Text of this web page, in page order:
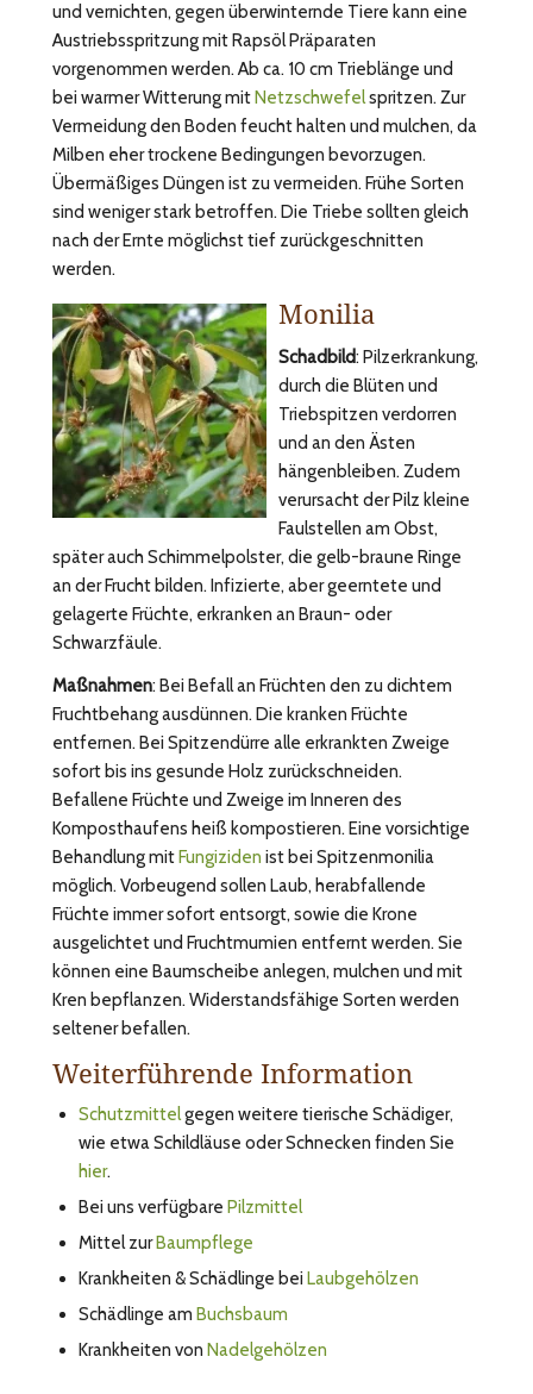
und vernichten, gegen überwinternde Tiere kann eine
Austriebsspritzung mit Rapsöl Präparaten
vorgenommen werden. Ab ca. 10 cm Trieblänge und
bei warmer Witterung mitNetzschwefelspritzen. Zur
Vermeidung den Boden feucht halten und mulchen, da
Milben eher trockene Bedingungen bevorzugen.
Übermäßiges Düngen ist zu vermeiden. Frühe Sorten
sind weniger stark betroffen. Die Triebe sollten gleich
nach der Ernte möglichst tief zurückgeschnitten
werden.
Monilia
Schadbild: Pilzerkrankung,
durch die Blüten und
Triebspitzen verdorren
und an den Ästen
hängenbleiben. Zudem
verursacht der Pilz kleine
Faulstellen am Obst,
später auch Schimmelpolster, die gelb-braune Ringe
an der Frucht bilden. Infizierte, aber geerntete und
gelagerte Früchte, erkranken an Braun- oder
Schwarzfäule.
Maßnahmen: Bei Befall an Früchten den zu dichtem
Fruchtbehang ausdünnen. Die kranken Früchte
entfernen. Bei Spitzendürre alle erkrankten Zweige
sofort bis ins gesunde Holz zurückschneiden.
Befallene Früchte und Zweige im Inneren des
Komposthaufens heiß kompostieren. Eine vorsichtige
Behandlung mitFungiziden ist bei Spitzenmonilia
möglich. Vorbeugend sollen Laub, herabfallende
Früchte immer sofort entsorgt, sowie die Krone
ausgelichtet und Fruchtmumien entfernt werden. Sie
können eine Baumscheibe anlegen, mulchen und mit
Kren bepflanzen. Widerstandsfähige Sorten werden
seltener befallen.
Weiterführende Information
Schutzmittelgegen weitere tierische Schädiger,
wie etwa Schildläuse oder Schnecken finden Sie
hier.
Bei uns verfügbare Pilzmittel
Mittel zurBaumpflege
Krankheiten & Schädlinge bei Laubgehölzen
Schädlinge am Buchsbaum
Krankheiten von Nadelgehölzen